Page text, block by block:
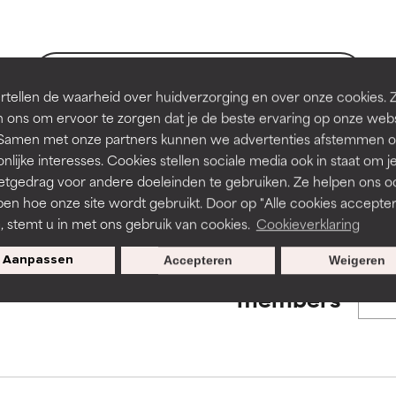
de waarheid over huidverzorging en over onze cookies.
ons om ervoor te zorgen dat je de beste ervaring op onze
met onze partners kunnen we advertenties afstemmen
interesses. Cookies stellen sociale media ook in staat om je
voor andere doeleinden te gebruiken. Ze helpen ons
hoe onze site wordt gebruikt. Door op "Alle cookies
stemt u in met ons gebruik van cookies. Cookieverklaring
Aanpassen Weigeren
Accepteren
to assess ingredients in this dictionary. Regulations
irriterend maar kan esthetische, stabiliteits- of andere
is aanwezig. Het risico wordt vergroot als het gecombineerd
ingrediënten.
droogheid, enz. veroorzaken. Kan in sommige gevallen
irriterend maar kan esthetische, stabiliteits- of andere
is aanwezig. Het risico wordt vergroot als het gecombineerd
ingrediënten.
droogheid, enz. veroorzaken. Kan in sommige gevallen
Exclusieve aanbiedingen voor
members